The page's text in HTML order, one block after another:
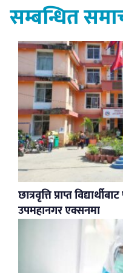
सम्बन्धित
छात्रवृत्ति प्राप्त
उपमहानगर एक्सनमा